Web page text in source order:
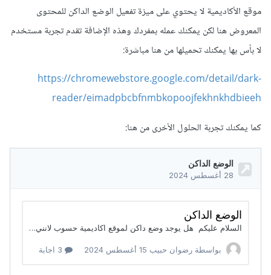
موقع الأكاديمية لا يحتوي على ميزة تفعيل الوضع الداكن للمحتوى
المعروض هنا لكن يمكنك عمله بمفردك وهذه الإضافة تقدم تجربة مستخدم
لا بأس بها يمكنك تحميلها من هنا مباشرة:
https://chromewebstore.google.com/detail/dark-
reader/eimadpbcbfnmbkopoojfekhnkhdbieeh
كما يمكنك تجربة الحلول الأخرى من هنا: